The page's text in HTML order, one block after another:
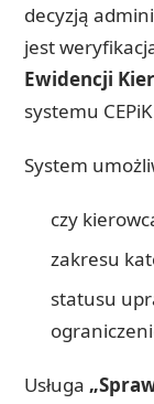
decyzją
jest
Ewidencji
systemu
System
czy
zakresu
statusu
Usługa